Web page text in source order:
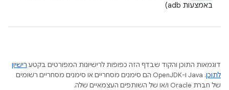
באמצעות adb)
דוגמאות התוכן והקוד שבדף הזה כפופות לרישיונות המפורטים בקטע רישיון
לתוכן
.‏ Java ו-OpenJDK הם סימנים מסחריים או סימנים מסחריים רשומים
של חברת Oracle ו/או של השותפים העצמאיים שלה.